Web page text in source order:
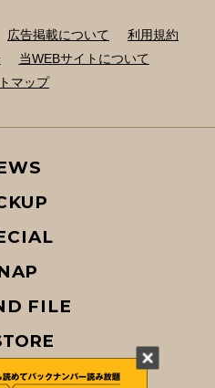
広告掲載について
利用規約
当WEBサイトについて
マップ
FILE